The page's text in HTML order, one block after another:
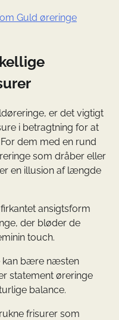
Guld øreringe
er det vigtigt
i betragtning for at
dem med en rund
som dråber eller
en illusion af længde
ansigtsform
der bløder de
touch.
kan bære næsten
statement øreringe
balance.
frisurer som